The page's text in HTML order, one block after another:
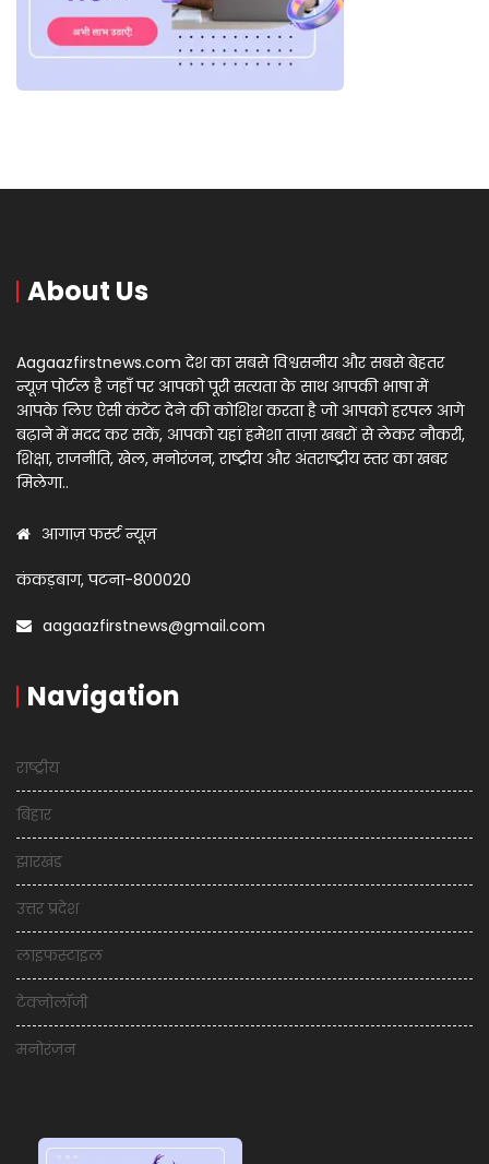
About Us
Aagaazfirstnews.com देश का सबसे विश्वसनीय और सबसे बेहतर
न्यूज़ पोर्टल है जहाँ पर आपको पूरी सत्यता के साथ आपकी भाषा में
आपके लिए ऐसी कंटेंट देने की कोशिश करता है जो आपको हरपल आगे
बढ़ाने में मदद कर सकें, आपको यहां हमेशा ताज़ा खबरों से लेकर नौकरी,
शिक्षा, राजनीति, खेल, मनोरंजन, राष्ट्रीय और अंतराष्ट्रीय स्तर का खबर
मिलेगा..
आगाज़ फर्स्ट न्यूज़
कंकड़बाग, पटना-800020
aagaazfirstnews@gmail.com
Navigation
राष्ट्रीय
बिहार
झारखंड
उत्तर प्रदेश
लाइफस्टाइल
टेक्नोलॉजी
मनोरंजन